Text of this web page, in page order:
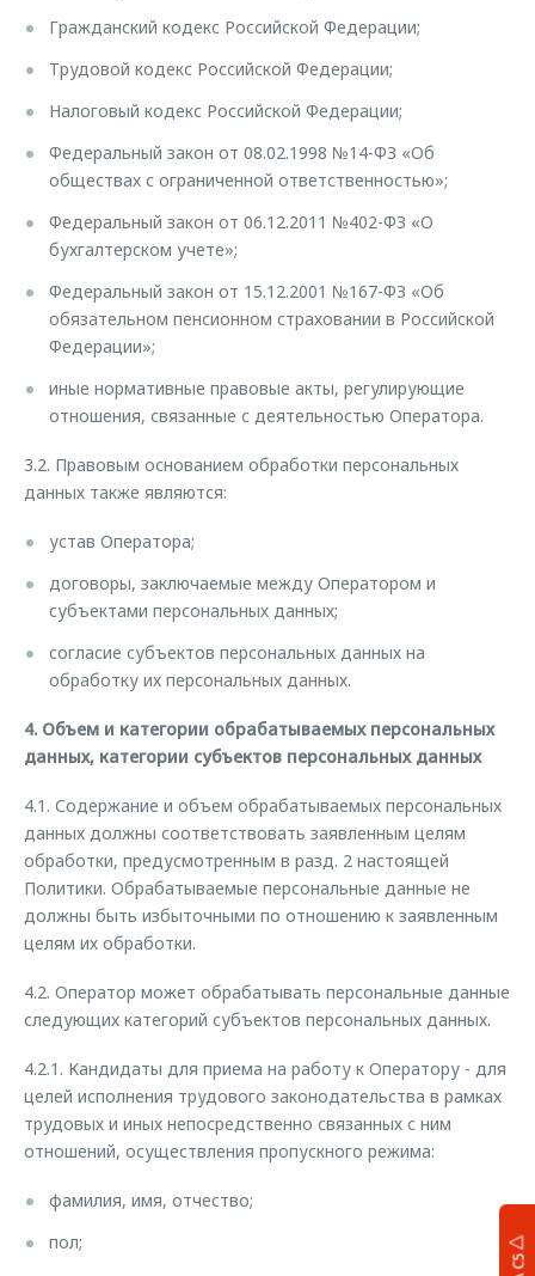
Гражданский кодекс Российской Федерации;
Трудовой кодекс Российской Федерации;
Налоговый кодекс Российской Федерации;
Федеральный закон от 08.02.1998 №14-ФЗ «Об
обществах с ограниченной ответственностью»;
Федеральный закон от 06.12.2011 №402-ФЗ «О
бухгалтерском учете»;
Федеральный закон от 15.12.2001 №167-ФЗ «Об
обязательном пенсионном страховании в Российской
Федерации»;
иные нормативные правовые акты, регулирующие
отношения, связанные с деятельностью Оператора.
3.2. Правовым основанием обработки персональных
данных также являются:
устав Оператора;
договоры, заключаемые между Оператором и
субъектами персональных данных;
согласие субъектов персональных данных на
обработку их персональных данных.
4. Объем и категории обрабатываемых персональных
данных, категории субъектов персональных данных
4.1. Содержание и объем обрабатываемых персональных
данных должны соответствовать заявленным целям
обработки, предусмотренным в разд. 2 настоящей
Политики. Обрабатываемые персональные данные не
должны быть избыточными по отношению к заявленным
целям их обработки.
4.2. Оператор может обрабатывать персональные данные
следующих категорий субъектов персональных данных.
4.2.1. Кандидаты для приема на работу к Оператору - для
целей исполнения трудового законодательства в рамках
трудовых и иных непосредственно связанных с ним
отношений, осуществления пропускного режима:
фамилия, имя, отчество;
пол;